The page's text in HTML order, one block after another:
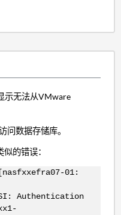
示无法从VMware
问数据存储库。
的错误：
01:
Authentication